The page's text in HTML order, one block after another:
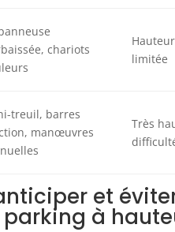
chariots
Hauteur
limitée
treuil, barres
manœuvres
Très
et
parking à